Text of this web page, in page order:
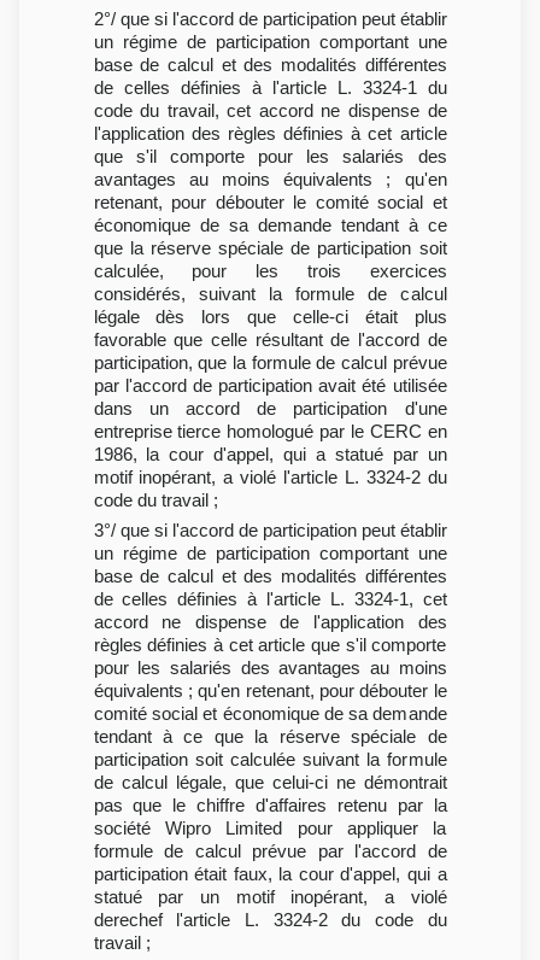
2°/ que si l'accord de participation peut établir
un régime de participation comportant une
base de calcul et des modalités différentes
de celles définies à l'article L. 3324-1 du
code du travail, cet accord ne dispense de
l'application des règles définies à cet article
que s'il comporte pour les salariés des
avantages au moins équivalents ; qu'en
retenant, pour débouter le comité social et
économique de sa demande tendant à ce
que la réserve spéciale de participation soit
calculée, pour les trois exercices
considérés, suivant la formule de calcul
légale dès lors que celle-ci était plus
favorable que celle résultant de l'accord de
participation, que la formule de calcul prévue
par l'accord de participation avait été utilisée
dans un accord de participation d'une
entreprise tierce homologué par le CERC en
1986, la cour d'appel, qui a statué par un
motif inopérant, a violé l'article L. 3324-2 du
code du travail ;
3°/ que si l'accord de participation peut établir
un régime de participation comportant une
base de calcul et des modalités différentes
de celles définies à l'article L. 3324-1, cet
accord ne dispense de l'application des
règles définies à cet article que s'il comporte
pour les salariés des avantages au moins
équivalents ; qu'en retenant, pour débouter le
comité social et économique de sa demande
tendant à ce que la réserve spéciale de
participation soit calculée suivant la formule
de calcul légale, que celui-ci ne démontrait
pas que le chiffre d'affaires retenu par la
société Wipro Limited pour appliquer la
formule de calcul prévue par l'accord de
participation était faux, la cour d'appel, qui a
statué par un motif inopérant, a violé
derechef l'article L. 3324-2 du code du
travail ;